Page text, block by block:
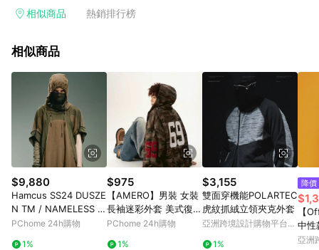
單，皆不在點數回饋範圍內。 3. 如購買以下類別商品，將無法獲
球嚴選、商城、專案商品、「草莓網」全館商品。 4. 如取消訂
回饋。 5. 點數回饋會扣除所有折扣優惠後之最終發票金額計算，
實際回饋請依LINE購物通知為主。 6. 訂單如有使用東森購物
ETMall站內之折扣優惠(包含但不限於東森幣、樂透金、東森現金
券等)，不具點數回饋資格。詳細請依東森購物ETMall之結帳頁面
顯示為準。 7. LINE購物設有「單一商品最高回饋點數」機制(特
殊活動時開放「回饋無上限」)，以同一訂單中同一商品不論件數
計算，並依訂單成立時間當下LINE購物所設定的回饋機制為準。
8. LINE購物為購物資訊整合性平台，商品資料更新會有時間差，
如顯示之商品規格、顏色、價位、贈品與東森購物ETMall銷售網
頁不符，以銷售網頁標示為準。 9. 若有贈點爭議，請務必於訂單
日期+180天以內至LINE購物客服洽詢；若超過180天(含)以上進
行申訴，恕無法贈點回饋。 10. 部分點數紅包僅限指定商品使
用，或不適用於無回饋商品。各點數紅包之適用商品與使用條件
相似商品 熱銷排行榜
相似商品
$9,880
Hamcus SS24 DUSZE
N TM / NAMELESS H
OODED T-SHIRT 連帽
PChome 24h購物
1%
$975
【AMERO】男裝 女裝
長袖迷彩外套 美式復古
短寬版型
PChome 24h購物
1%
$3,155
雙面穿機能POLARTEC
虎紋抓絨立領夾克外套
亞洲跨境設計購物平台
1%
降價
【
中性
/ 甲
亞洲